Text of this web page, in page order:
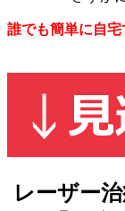
誰でも簡単に自
レーザー